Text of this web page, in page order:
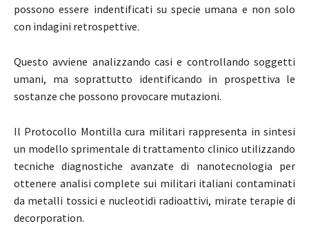
possono essere indentificati su specie umana e non solo
con indagini retrospettive.
Questo avviene analizzando casi e controllando soggetti
umani, ma soprattutto identificando in prospettiva le
sostanze che possono provocare mutazioni.
Il Protocollo Montilla cura militari rappresenta in sintesi
un modello sprimentale di trattamento clinico utilizzando
tecniche diagnostiche avanzate di nanotecnologia per
ottenere analisi complete sui militari italiani contaminati
da metalli tossici e nucleotidi radioattivi, mirate terapie di
decorporation.